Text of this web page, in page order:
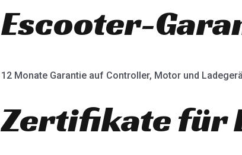
Escooter-
12 Monate Garantie auf Controller, Motor und
Zertifikate für